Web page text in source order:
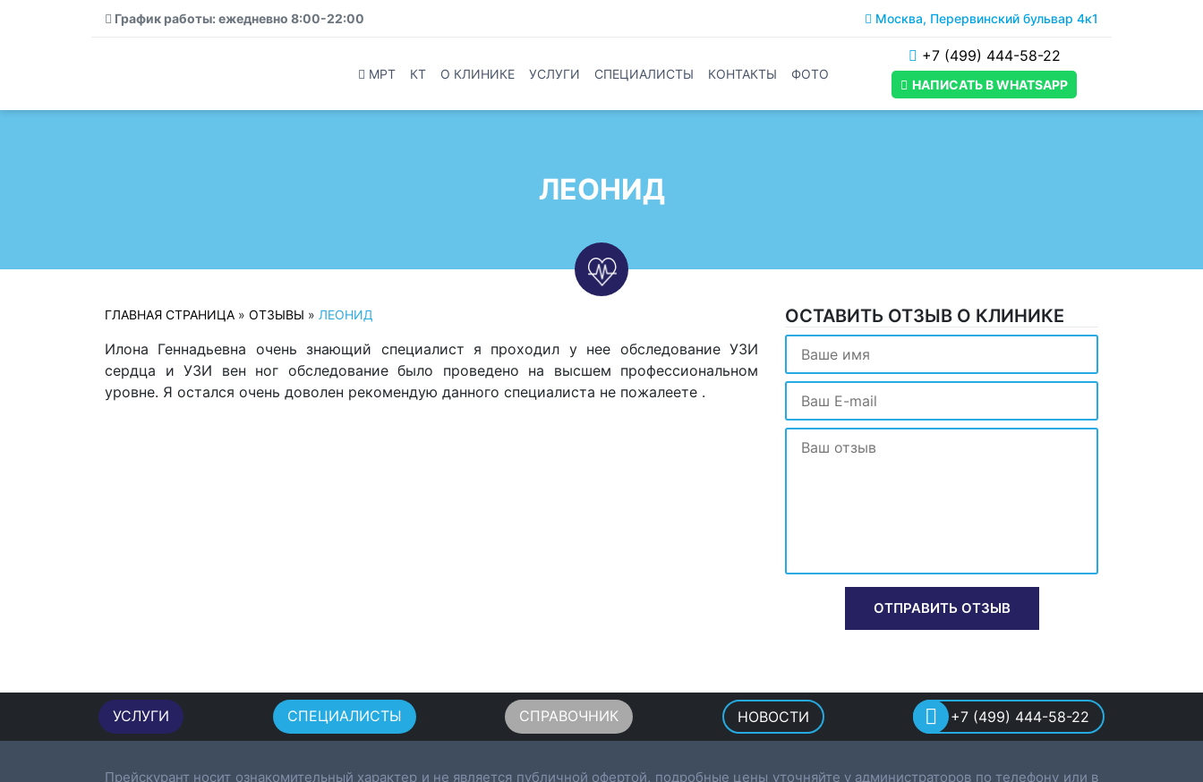
График работы: ежедневно 8:00-22:00 Москва, Перервинский бульвар 4к1
МРТ КТ О КЛИНИКЕ УСЛУГИ СПЕЦИАЛИСТЫ КОНТАКТЫ ФОТО
+7 (499) 444-58-22
НАПИСАТЬ В WHATSAPP
ЛЕОНИД
ГЛАВНАЯ СТРАНИЦА » ОТЗЫВЫ » ЛЕОНИД
Илона Геннадьевна очень знающий специалист я проходил у нее обследование УЗИ
сердца и УЗИ вен ног обследование было проведено на высшем профессиональном
уровне. Я остался очень доволен рекомендую данного специалиста не пожалеете .
ОСТАВИТЬ ОТЗЫВ О КЛИНИКЕ
УСЛУГИ СПЕЦИАЛИСТЫ СПРАВОЧНИК НОВОСТИ +7 (499) 444-58-22
Прейскурант носит ознакомительный характер и не является публичной офертой, подробные цены уточняйте у администраторов по телефону или в